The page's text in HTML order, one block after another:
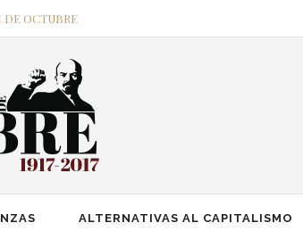
OCTUBRE
ALTERNATIVAS AL CAPITALISMO